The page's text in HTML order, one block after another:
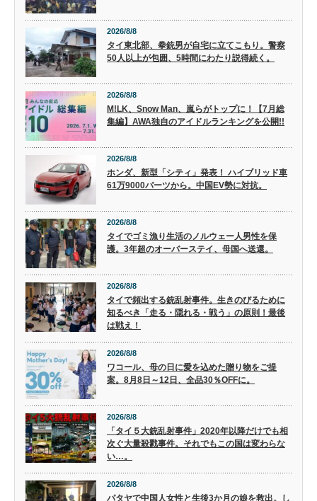
2026/8/8
タイ東北部、拳銃男が自宅に立てこもり。警察
50人以上が包囲、5時間にわたり説得続く。
2026/8/8
M!LK、Snow Man、嵐らがトップに！【7月総
集編】AWA独自のアイドルランキングを公開!!
2026/8/8
ホンダ、新型「シティ」発表！ ハイブリッド車
61万9000バーツから。中国EV勢に対抗。
2026/8/8
タイでゴミ漁り生活のノルウェー人男性を保
護。3年超のオーバーステイ、母国へ送還。
2026/8/8
タイで頻出する銃乱射事件。生きのびるために
知るべき「走る・隠れる・戦う」の原則！最後
は戦え！
2026/8/8
ワコール、母の日に愛を込めた贈り物をご提
案。8月8日～12日、全品30％OFFに。
2026/8/8
「タイ５大銃乱射事件」2020年以降だけでも相
次ぐ大量殺戮事件。それでもこの国は変わらな
い…。
2026/8/8
パタヤで中国人女性と生後3か月の娘を救出。し